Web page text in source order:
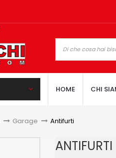
HOME CHI
> Garage > Antifurti
ANTIFURTI